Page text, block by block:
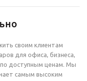
своим клиентам
для офиса, бизнеса,
доступным ценам. Мы
самым высоким